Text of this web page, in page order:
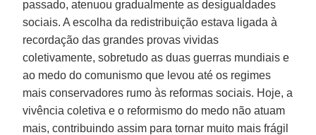
passado, atenuou gradualmente as desigualdades
sociais. A escolha da redistribuição estava ligada à
recordação das grandes provas vividas
coletivamente, sobretudo as duas guerras mundiais e
ao medo do comunismo que levou até os regimes
mais conservadores rumo às reformas sociais. Hoje, a
vivência coletiva e o reformismo do medo não atuam
mais, contribuindo assim para tornar muito mais frágil